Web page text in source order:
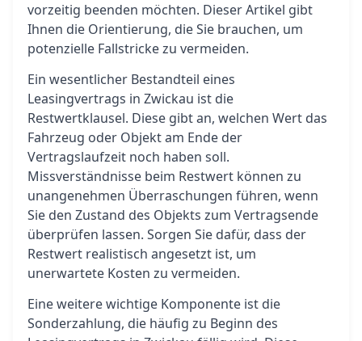
vorzeitig beenden möchten. Dieser Artikel gibt
Ihnen die Orientierung, die Sie brauchen, um
potenzielle Fallstricke zu vermeiden.
Ein wesentlicher Bestandteil eines
Leasingvertrags in Zwickau ist die
Restwertklausel. Diese gibt an, welchen Wert das
Fahrzeug oder Objekt am Ende der
Vertragslaufzeit noch haben soll.
Missverständnisse beim Restwert können zu
unangenehmen Überraschungen führen, wenn
Sie den Zustand des Objekts zum Vertragsende
überprüfen lassen. Sorgen Sie dafür, dass der
Restwert realistisch angesetzt ist, um
unerwartete Kosten zu vermeiden.
Eine weitere wichtige Komponente ist die
Sonderzahlung, die häufig zu Beginn des